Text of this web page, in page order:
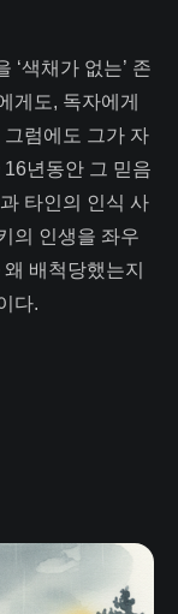
‘색채가 없는’ 존
게도, 독자에게
럼에도 그가 자
년동안 그 믿음
타인의 인식 사
의 인생을 좌우
배척당했는지
다.